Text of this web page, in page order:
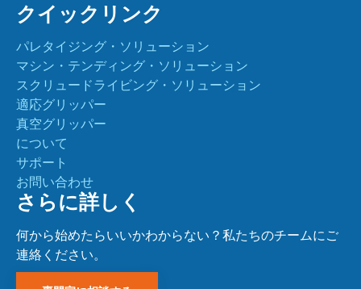
クイックリンク
パレタイジング・ソリューション
マシン・テンディング・ソリューション
スクリュードライビング・ソリューション
適応グリッパー
真空グリッパー
について
サポート
お問い合わせ
さらに詳しく
何から始めたらいいかわからない？私たちのチームにご
連絡ください。